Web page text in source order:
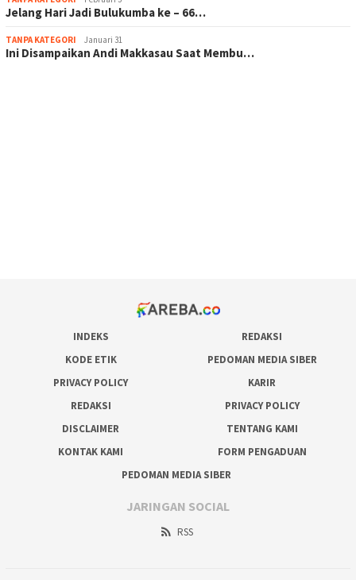
Jelang Hari Jadi Bulukumba ke – 66…
TANPA KATEGORI Januari 31
Ini Disampaikan Andi Makkasau Saat Membu…
INDEKS
REDAKSI
KODE ETIK
PEDOMAN MEDIA SIBER
PRIVACY POLICY
KARIR
REDAKSI
PRIVACY POLICY
DISCLAIMER
TENTANG KAMI
KONTAK KAMI
FORM PENGADUAN
PEDOMAN MEDIA SIBER
JARINGAN SOCIAL
RSS